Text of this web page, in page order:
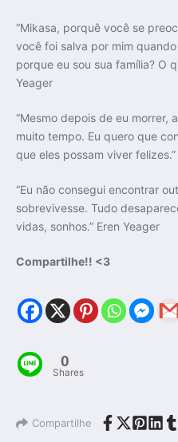
“Mikasa, porquê você se
você foi salva por mim
porque eu sou sua família? O
Yeager
“Mesmo depois de eu morrer,
muito tempo. Eu quero que
que eles possam viver
“Eu não consegui encontrar
sobrevivesse. Tudo
vidas, sonhos.” Eren Yeager
Compartilhe!! <3
0
Shares
Compartilhe